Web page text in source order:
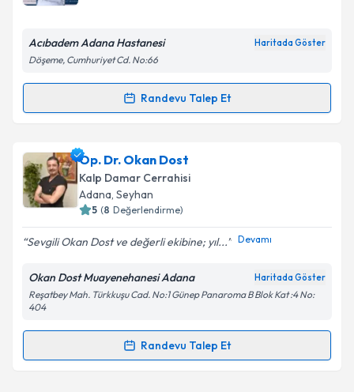
Kişisel verilerimin işlenmesine ilişkin
Metni'ni okudum ve kişisel verilerimin belirtilen
Takvim Talebini Gönder
Acıbadem Adana Hastanesi Haritada Göster
Döşeme, Cumhuriyet Cd. No:66
Randevu Talep Et
Randevu Takvimi Talebi
Prof. Dr. Utku Alemdaroğlu
talebi oluşturun. Size bu uzmandan randevu almanız
için bir takvim hazırlandığında e-posta ile
bilgilendireceğiz.
E-posta Adresiniz
Metni'ni okudum ve kişisel verilerimin belirtilen
kapsamda işlenmesini kabul ediyorum.
Op. Dr. Okan Dost
Kalp Damar Cerrahisi
Adana, Seyhan
5 (8 Değerlendirme)
Sevgili Okan Dost ve değerli ekibine; yıl... Devamı
Okan Dost Muayenehanesi Adana Haritada Göster
Reşatbey Mah. Türkkuşu Cad. No:1 Günep Panaroma B Blok Kat :4 No:
404
Randevu Talep Et
Randevu Takvimi Talebi